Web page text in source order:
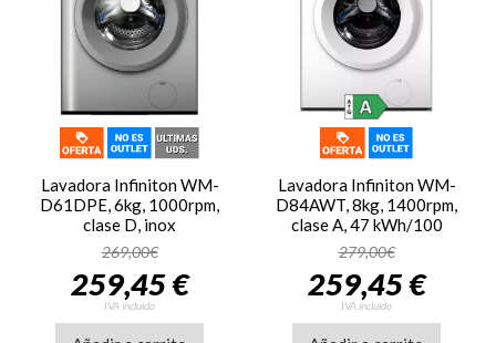
Lavadora Infiniton WM-
D61DPE, 6kg, 1000rpm,
clase D, inox
269,00€
259,45 €
IVA incluido
Lavadora Infiniton WM-
D84AWT, 8kg, 1400rpm,
clase A, 47 kWh/100
ciclos, 76dB, Inverter,
Vapor, 15 programas,
display, blanco
279,00€
259,45 €
IVA incluido